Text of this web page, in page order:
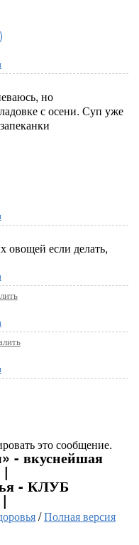
но
с осени. Суп уже
овощей если делать,
это сообщение.
- вкуснейшая
|
- КЛУБ
/Полная версия